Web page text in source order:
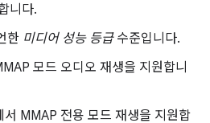
니다.
한 미디어 성능 등급수준입니다.
모드 오디오 재생을 지원합니
서 MMAP 전용 모드 재생을 지원합